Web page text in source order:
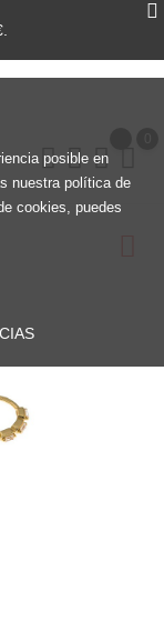
posible en
nuestra política de
cookies, puedes